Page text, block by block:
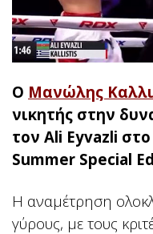
Ο Μανώλης
νικητής στην
τον Ali Eyvazli στο
Summer Special
Η αναμέτρηση
γύρους, με τους